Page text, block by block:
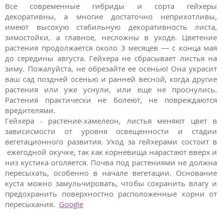
Все современные гибриды и сорта гейхеры
декоративны, а многие достаточно неприхотливы,
имеют высокую стабильную декоративность листа,
зимостойки, а главное, несложны в уходе. Цветение
растения продолжается около 3 месяцев — с конца мая
до середины августа. Гейхера не сбрасывает листья на
зиму. Пожалуйста, не обрезайте ее осенью! Она украсит
ваш сад поздней осенью и ранней весной, когда другие
растения или уже уснули, или еще не проснулись.
Растения практически не болеют, не повреждаются
вредителями.
Гейхера - растение-хамелеон, листья меняют цвет в
зависисмости от уровня освещенности и стадии
вегетационного развития. Уход за гейхерами состоит в
ежегодной окучке, так как корневища нарастают вверх и
низ кустика оголяется. Почва под растениями не должна
пересыхать, особенно в начале вегетации. Основание
куста можно замульчировать, чтобы сохранить влагу и
предохранить поверхностно расположенные корни от
пересыхания. Google